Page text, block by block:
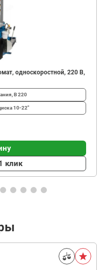
односкоростной, 220 В,
В220
10-22"
клик